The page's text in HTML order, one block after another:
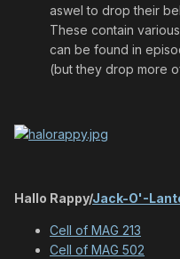
aswel to drop their
These contain
can be found in
(but they drop more
Hallo Rappy/Jack-O'-
Cell of MAG 213
Cell of MAG 502